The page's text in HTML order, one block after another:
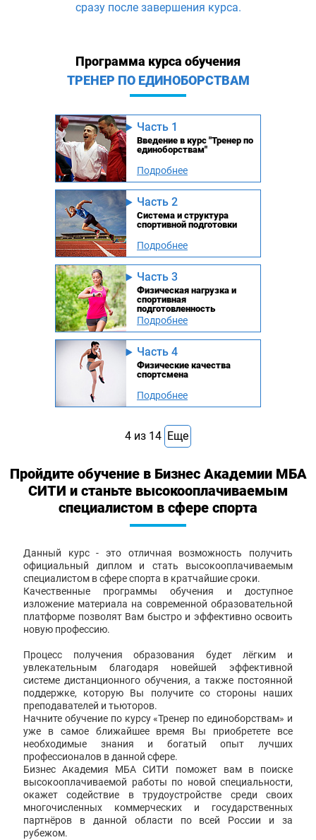
сразу после завершения курса.
Программа курса обучения
ТРЕНЕР ПО ЕДИНОБОРСТВАМ
Часть 1
Введение в курс "Тренер по
единоборствам"
Подробнее
Часть 2
Система и структура
спортивной подготовки
Подробнее
Часть 3
Физическая нагрузка и
спортивная
подготовленность
Подробнее
Часть 4
Физические качества
спортсмена
Подробнее
4 из 14 Еще
Пройдите обучение в Бизнес Академии МБА
СИТИ и станьте высокооплачиваемым
специалистом в сфере спорта
Данный курс - это отличная возможность получить
официальный диплом и стать высокооплачиваемым
специалистом в сфере спорта в кратчайшие сроки.
Качественные программы обучения и доступное
изложение материала на современной образовательной
платформе позволят Вам быстро и эффективно освоить
новую профессию.
Процесс получения образования будет лёгким и
увлекательным благодаря новейшей эффективной
системе дистанционного обучения, а также постоянной
поддержке, которую Вы получите со стороны наших
преподавателей и тьюторов.
Начните обучение по курсу «Тренер по единоборствам» и
уже в самое ближайшее время Вы приобретете все
необходимые знания и богатый опыт лучших
профессионалов в данной сфере.
Бизнес Академия МБА СИТИ поможет вам в поиске
высокооплачиваемой работы по новой специальности,
окажет содействие в трудоустройстве среди своих
многочисленных коммерческих и государственных
партнёров в данной области по всей России и за
рубежом.